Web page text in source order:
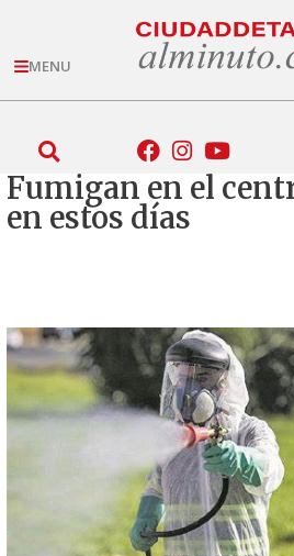
MENU
Fumigan en el
en estos días